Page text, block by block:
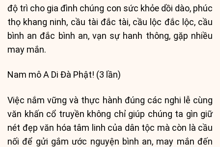
độ trì cho gia đình chúng con sức khỏe dồi dào, phúc
thọ khang ninh, cầu tài đắc tài, cầu lộc đắc lộc, cầu
bình an đắc bình an, vạn sự hanh thông, gặp nhiều
may mắn.
Nam mô A Di Đà Phật! (3 lần)
Việc nắm vững và thực hành đúng các nghi lễ cùng
văn khấn cổ truyền không chỉ giúp chúng ta gìn giữ
nét đẹp văn hóa tâm linh của dân tộc mà còn là cầu
nối để gửi gắm ước nguyện bình an, may mắn đến